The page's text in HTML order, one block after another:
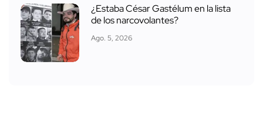
¿Estaba César Gastélum en la lista
de los narcovolantes?
Ago. 5, 2026